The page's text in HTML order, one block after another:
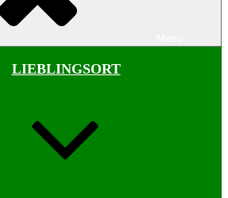
LIEBLINGSORT